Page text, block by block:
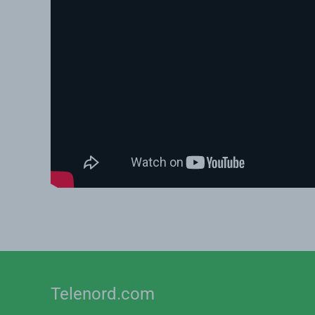
Telenord.com